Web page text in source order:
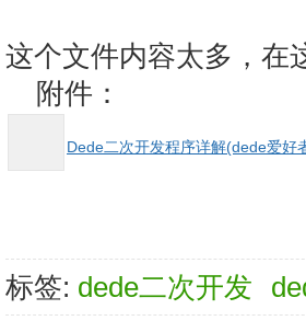
这个文件内容太多，在
附件：
Dede二次开发程序详解(dede爱好
标签: dede二次开发